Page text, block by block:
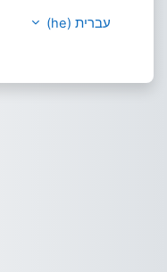
עברית ‎(he)‎